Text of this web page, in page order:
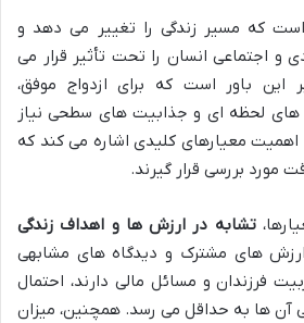
است که مسیر زندگی را تغییر می دهد و
و اجتماعی انسان را تحت تأثیر قرار می
این باور است که برای ازدواج موفق،
های لحظه ای و جذابیت های سطحی نیاز
معیارهای کلیدی اشاره می کند که
مورد بررسی قرار گیرند.
تشابه در ارزش ها و اهداف زندگی
های مشترک و دیدگاه های مشابهی
فرزندان و مسائل مالی دارند، احتمال
آن ها به حداقل می رسد. همچنین، میزان